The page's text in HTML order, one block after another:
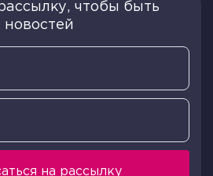
чтобы быть
на рассылку